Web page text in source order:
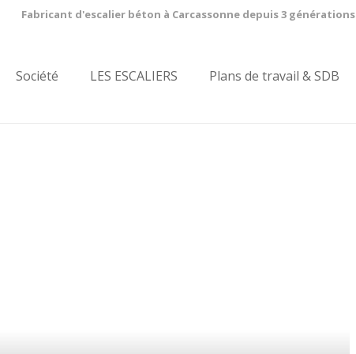
Fabricant d'escalier béton à Carcassonne depuis 3 générations
Société LES ESCALIERS Plans de travail & SDB